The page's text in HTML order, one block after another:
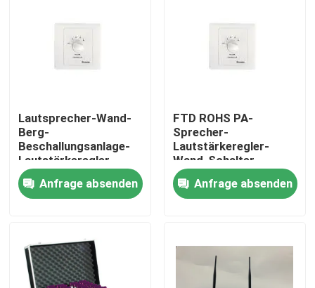
Haus
Produkte
Videos
Lautsprecher-Wand-
Berg-
Beschallungsanlage-
Lautstärkeregler
86×86mm wetterfest
Anfrage absenden
FTD ROHS PA-
Sprecher-
Lautstärkeregler-
Wand-Schalter
geschützte UVABS
Anfrage absenden